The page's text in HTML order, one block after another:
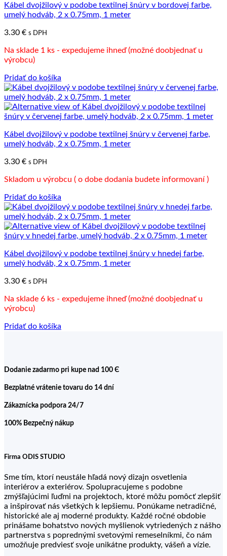
Kábel dvojžilový v podobe textilnej šnúry v bordovej farbe,
umelý hodváb, 2 x 0.75mm, 1 meter
3.30 € s DPH
Na sklade 1 ks - expedujeme ihneď (možné doobjednať u
výrobcu)
Pridať do košíka
Kábel dvojžilový v podobe textilnej šnúry v červenej farbe,
umelý hodváb, 2 x 0.75mm, 1 meter
3.30 € s DPH
Skladom u výrobcu ( o dobe dodania budete informovaní )
Pridať do košíka
Kábel dvojžilový v podobe textilnej šnúry v hnedej farbe,
umelý hodváb, 2 x 0.75mm, 1 meter
3.30 € s DPH
Na sklade 6 ks - expedujeme ihneď (možné doobjednať u
výrobcu)
Pridať do košíka
Dodanie zadarmo pri kupe nad 100 Є
Bezplatné vrátenie tovaru do 14 dní
Zákaznícka podpora 24/7
100% Bezpečný nákup
Firma ODIS STUDIO
Sme tím, ktorí neustále hľadá nový dizajn osvetlenia
interiérov a exteriérov. Spolupracujeme s podobne
zmýšľajúcimi ľuďmi na projektoch, ktoré môžu pomôcť zlepšiť
a inšpirovať nás všetkých k lepšiemu. Ponúkame netradičné,
historické ale aj moderné produkty. Každé ročné obdobie
prinášame bohatstvo nových myšlienok vytriedených z nášho
partnerstva s poprednými svetovými remeselníkmi, čo nám
umožňuje predviesť svoje unikátne produkty, vášeň a vízie.